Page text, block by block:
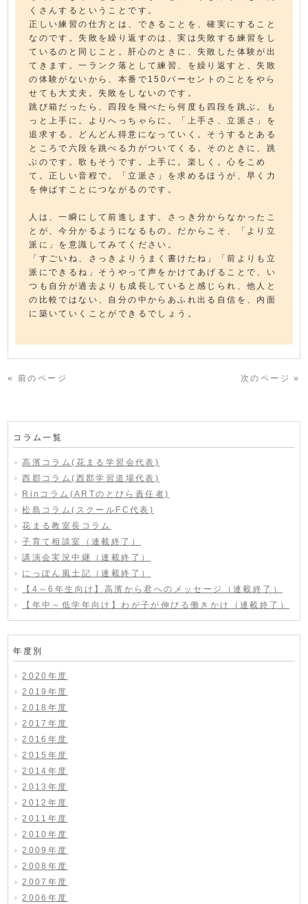
くさんするということです。
正しい練習の仕方とは、できることを、確実にすること
なのです。失敗を繰り返すのは、実は失敗する練習をし
ているのと同じこと。肝心のときに、失敗した体験が出
てきます。一ランク落として練習、を繰り返すと、失敗
の体験がないから、本番で150パーセントのことをやら
せても大丈夫。失敗をしないのです。
跳び箱だったら、四段を飛べたら何度も四段を跳ぶ。も
っと上手に。よりへっちゃらに。「上手さ、立派さ」を
追求する。どんどん得意になっていく。そうするとある
ところで六段を跳べる力がついてくる。そのときに、跳
ぶのです。歌もそうです。上手に。楽しく。心をこめ
て。正しい音程で。「立派さ」を求めるほうが、早く力
を伸ばすことにつながるのです。
人は、一瞬にして前進します。さっき分からなかったこ
とが、今分かるようになるもの。だからこそ、「より立
派に」を意識してみてください。
「すごいね、さっきよりうまく書けたね」「前よりも立
派にできるね」そうやって声をかけてあげることで、い
つも自分が過去よりも成長していると感じられ、他人と
の比較ではない、自分の中からあふれ出る自信を、内面
に築いていくことができるでしょう。
« 前のページ 次のページ »
コラム一覧
高濱コラム(花まる学習会代表)
西郡コラム(西郡学習道場代表)
Rinコラム(ARTのとびら責任者)
松島コラム(スクールFC代表)
花まる教室長コラム
子育て相談室（連載終了）
講演会実況中継（連載終了）
にっぽん風土記（連載終了）
【4～6年生向け】高濱から君へのメッセージ（連載終了）
【年中～低学年向け】わが子が伸びる働きかけ（連載終了）
年度別
2020年度
2019年度
2018年度
2017年度
2016年度
2015年度
2014年度
2013年度
2012年度
2011年度
2010年度
2009年度
2008年度
2007年度
2006年度